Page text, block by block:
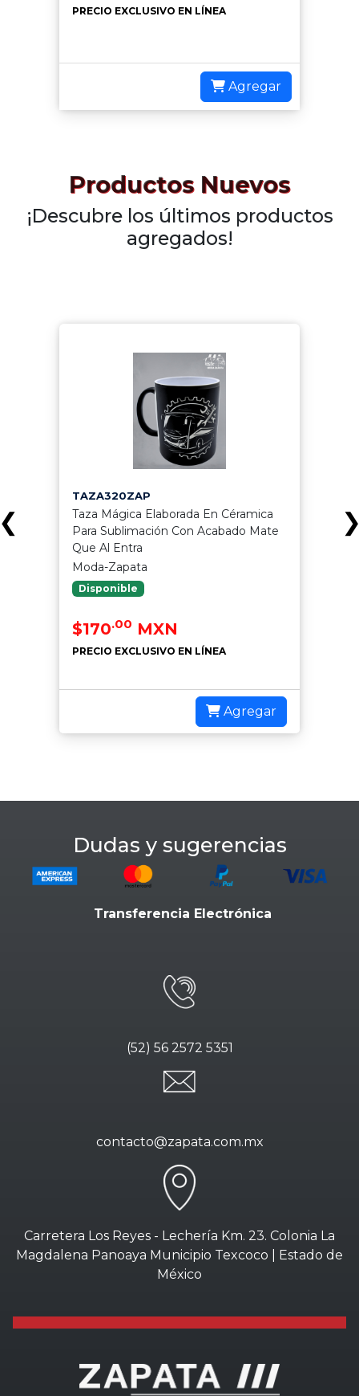
PRECIO EXCLUSIVO EN LÍNEA
Agregar
Productos Nuevos
¡Descubre los últimos productos
agregados!
TAZA320ZAP
Taza Mágica Elaborada En Céramica
Para Sublimación Con Acabado Mate
Que Al Entra
Moda-Zapata
Disponible
$170.00 MXN
PRECIO EXCLUSIVO EN LÍNEA
Agregar
Dudas y sugerencias
Transferencia Electrónica
(52) 56 2572 5351
contacto@zapata.com.mx
Carretera Los Reyes - Lechería Km. 23. Colonia La
Magdalena Panoaya Municipio Texcoco | Estado de
México